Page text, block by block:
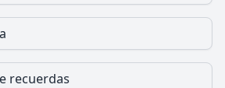
recuerdas